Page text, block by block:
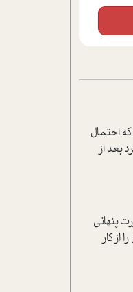
احتمال
بعد از
پنهاني
از کار